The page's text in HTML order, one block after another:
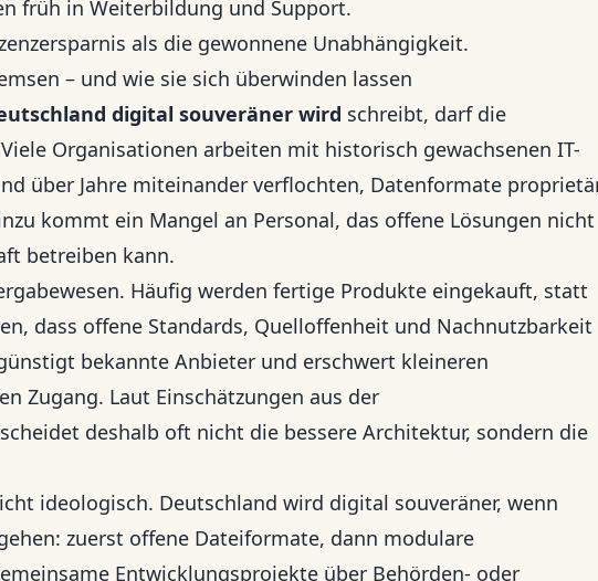
früh in Weiterbildung und Support.
als die gewonnene Unabhängigkeit.
– und wie sie sich überwinden lassen
digital souveräner wird schreibt, darf die
Organisationen arbeiten mit historisch gewachsenen IT-
über Jahre miteinander verflochten, Datenformate
kommt ein Mangel an Personal, das offene Lösungen nicht
betreiben kann.
Häufig werden fertige Produkte eingekauft, statt
dass offene Standards, Quelloffenheit und Nachnutzbarkeit
bekannte Anbieter und erschwert kleineren
Zugang. Laut Einschätzungen aus der
deshalb oft nicht die bessere Architektur, sondern die
ideologisch. Deutschland wird digital souveräner, wenn
zuerst offene Dateiformate, dann modulare
Entwicklungsprojekte über Behörden- oder